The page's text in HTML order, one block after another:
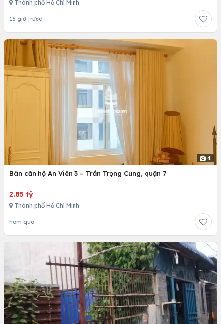
Thành phố Hồ Chí Minh
15 giờ trước
4
Bán căn hộ An Viên 3 – Trần Trọng Cung, quận 7
2.85 tỷ
Thành phố Hồ Chí Minh
hôm qua